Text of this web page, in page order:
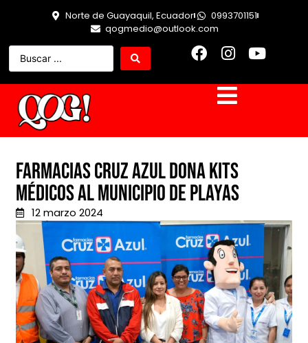
Norte de Guayaquil, Ecuador
0993701151
qogmedio@outlook.com
Farmacias Cruz Azul dona kits
médicos al Municipio de Playas
12 marzo 2024